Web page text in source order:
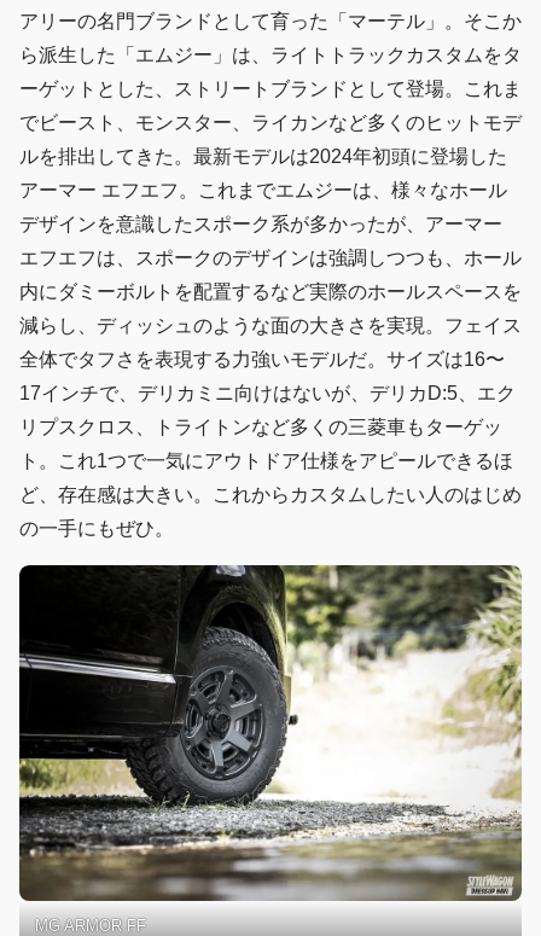
アリーの名門ブランドとして育った「マーテル」。そこか
ら派生した「エムジー」は、ライトトラックカスタムをタ
ーゲットとした、ストリートブランドとして登場。これま
でビースト、モンスター、ライカンなど多くのヒットモデ
ルを排出してきた。最新モデルは2024年初頭に登場した
アーマー エフエフ。これまでエムジーは、様々なホール
デザインを意識したスポーク系が多かったが、アーマー
エフエフは、スポークのデザインは強調しつつも、ホール
内にダミーボルトを配置するなど実際のホールスペースを
減らし、ディッシュのような面の大きさを実現。フェイス
全体でタフさを表現する力強いモデルだ。サイズは16〜
17インチで、デリカミニ向けはないが、デリカD:5、エク
リプスクロス、トライトンなど多くの三菱車もターゲッ
ト。これ1つで一気にアウトドア仕様をアピールできるほ
ど、存在感は大きい。これからカスタムしたい人のはじめ
の一手にもぜひ。
MG ARMOR FF